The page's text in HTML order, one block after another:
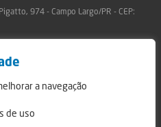
a navegação
de uso
974 - Campo Largo/PR - CEP:
de Transparência São Mateus do Sul
todos os direitos reservados.